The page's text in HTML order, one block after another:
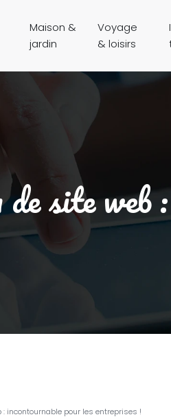
Maison &
jardin
Voyage
& loisirs
site web
incontournable pour les entreprises !